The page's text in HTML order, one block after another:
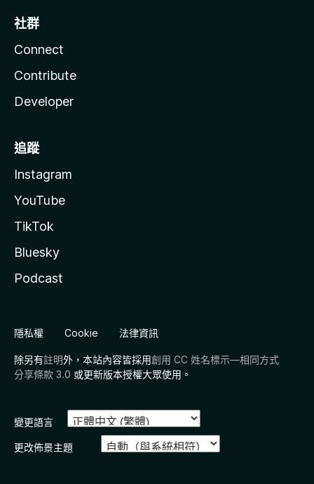
社群
Connect
Contribute
Developer
追蹤
Instagram
YouTube
TikTok
Bluesky
Podcast
隱私權 Cookie 法律資訊
除另有註明外，本站內容皆採用創用 CC 姓名標示—相同方式
分享條款 3.0 或更新版本授權大眾使用。
變更語言
更改佈景主題